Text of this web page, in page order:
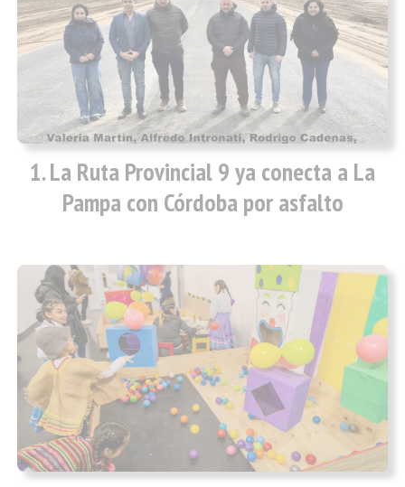
La Ruta Provincial 9 ya conecta a La
Pampa con Córdoba por asfalto